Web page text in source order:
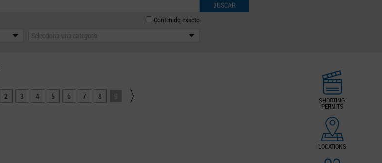
BUSCAR
Contenido exacto
Selecciona una categoría
SHOOTING
PERMITS
LOCATIONS
2 3 4 5 6 7 8 9